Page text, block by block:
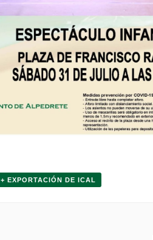
+ EXPORTACIÓN DE ICAL